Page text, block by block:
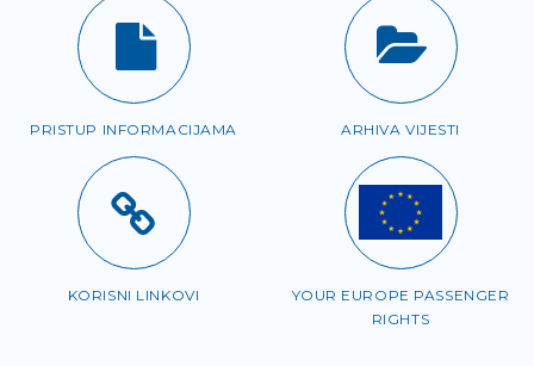
PRISTUP INFORMACIJAMA ARHIVA VIJESTI
KORISNI LINKOVI
YOUR EUROPE PASSENGER
RIGHTS